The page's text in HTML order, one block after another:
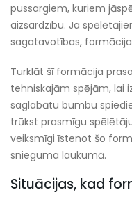
pussargiem, kuriem
aizsardzību. Ja
sagatavotības,
Turklāt šī formācija
tehniskajām spējām, lai
saglabātu bumbu
trūkst prasmīgu
veiksmīgi īstenot šo
snieguma laukumā.
Situācijas, kad